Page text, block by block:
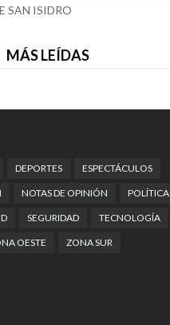
SAN ISIDRO
MÁS LEÍDAS
DEPORTES ESPECTÁCULOS
NOTAS DE OPINIÓN POLÍTICA
SEGURIDAD TECNOLOGÍA
OESTE ZONA SUR